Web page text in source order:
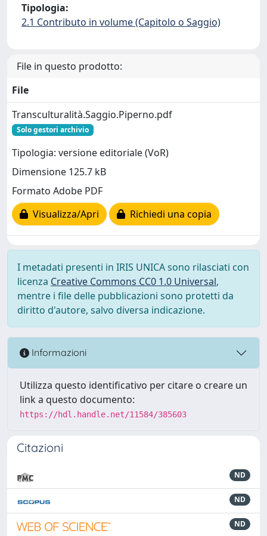
Tipologia:
2.1 Contributo in volume (Capitolo o Saggio)
File in questo prodotto:
File
Transculturalità.Saggio.Piperno.pdf
Solo gestori archivio
Tipologia: versione editoriale (VoR)
Dimensione 125.7 kB
Formato Adobe PDF
Visualizza/Apri
Richiedi una copia
I metadati presenti in IRIS UNICA sono rilasciati con
licenza Creative Commons CC0 1.0 Universal,
mentre i file delle pubblicazioni sono protetti da
diritto d'autore, salvo diversa indicazione.
Informazioni
Utilizza questo identificativo per citare o creare un
link a questo documento:
https://hdl.handle.net/11584/385603
Citazioni
ND
ND
ND